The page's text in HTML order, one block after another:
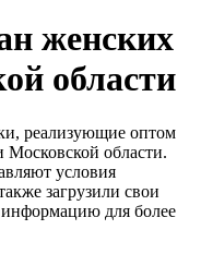
женских
области
реализующие оптом
Московской области.
условия
загрузили свои
для более